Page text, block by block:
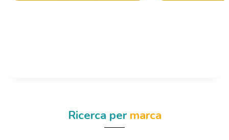
Ricerca permarca